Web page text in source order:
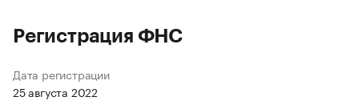
Регистрация ФНС
Дата регистрации
25 августа 2022